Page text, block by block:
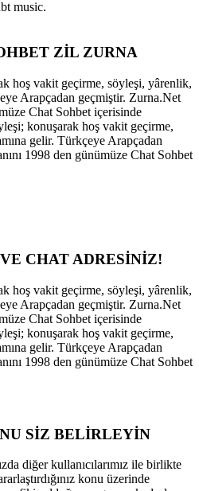
music.
ZİL ZURNA
hoş vakit geçirme, söyleşi, yârenlik,
Arapçadan geçmiştir. Zurna.Net
Chat Sohbet içerisinde
konuşarak hoş vakit geçirme,
gelir. Türkçeye Arapçadan
1998 den günümüze Chat Sohbet
CHAT ADRESİNİZ!
hoş vakit geçirme, söyleşi, yârenlik,
Arapçadan geçmiştir. Zurna.Net
Chat Sohbet içerisinde
konuşarak hoş vakit geçirme,
gelir. Türkçeye Arapçadan
1998 den günümüze Chat Sohbet
SİZ BELİRLEYİN
diğer kullanıcılarımız ile birlikte
konu üzerinde